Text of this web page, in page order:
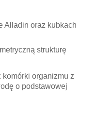
Alladin oraz kubkach
strukturę
organizmu z
o podstawowej